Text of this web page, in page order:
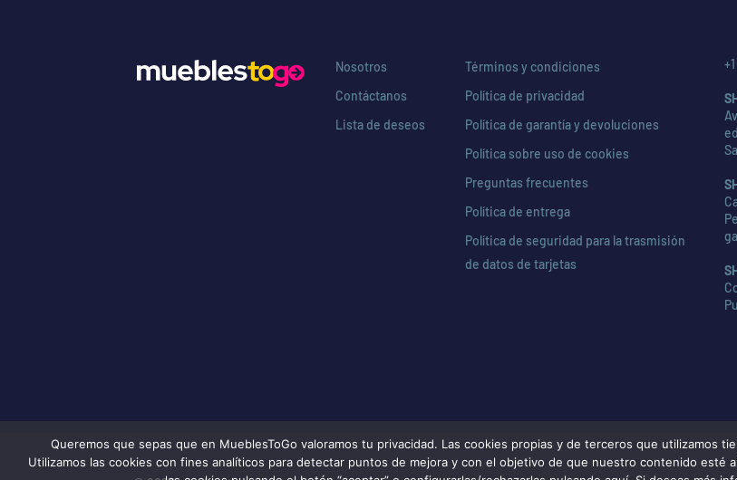
Nosotros
Contáctanos
Lista de deseos
Términos y condiciones
Política de privacidad
Política de garantía y devoluciones
Política sobre uso de cookies
Preguntas frecuentes
Política de entrega
Política de seguridad para la trasmisión
de datos de tarjetas
Queremos que sepas que en MueblesToGo valoramos tu privacidad. Las cookies propias y de terceros que utilizamos
Utilizamos las cookies con fines analíticos para detectar puntos de mejora y con el objetivo de que nuestro contenido